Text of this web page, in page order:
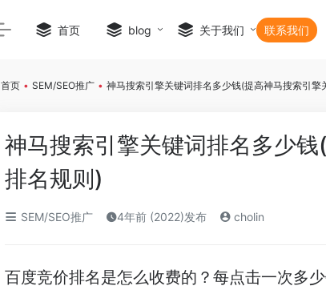
首页 blog 关于我们 联系我们
首页 • SEM/SEO推广 • 神马搜索引擎关键词排名多少钱(提高神马搜索引擎
神马搜索引擎关键词排名多少
排名规则)
SEM/SEO推广 4年前 (2022)发布 cholin
百度竞价排名是怎么收费的？每点击一次多